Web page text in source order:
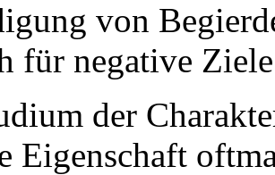
von
für negative
der
Eigenschaft